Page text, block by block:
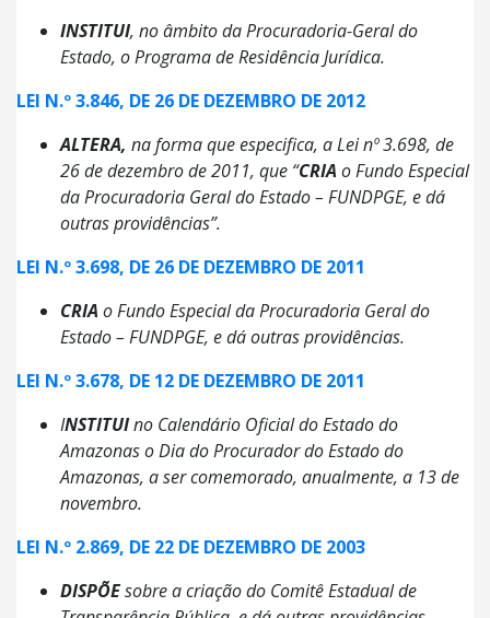
INSTITUI, no âmbito da Procuradoria-Geral do
Estado, o Programa de Residência Jurídica.
LEI N.º 3.846, DE 26 DE DEZEMBRO DE 2012
ALTERA, na forma que especifica, a Lei nº 3.698, de
26 de dezembro de 2011, que “CRIA o Fundo Especial
da Procuradoria Geral do Estado – FUNDPGE, e dá
outras providências”.
LEI N.º 3.698, DE 26 DE DEZEMBRO DE 2011
CRIA o Fundo Especial da Procuradoria Geral do
Estado – FUNDPGE, e dá outras providências.
LEI N.º 3.678, DE 12 DE DEZEMBRO DE 2011
INSTITUIno Calendário Oficial do Estado do
Amazonas o Dia do Procurador do Estado do
Amazonas, a ser comemorado, anualmente, a 13 de
novembro.
LEI N.º 2.869, DE 22 DE DEZEMBRO DE 2003
DISPÕEsobre a criação do Comitê Estadual de